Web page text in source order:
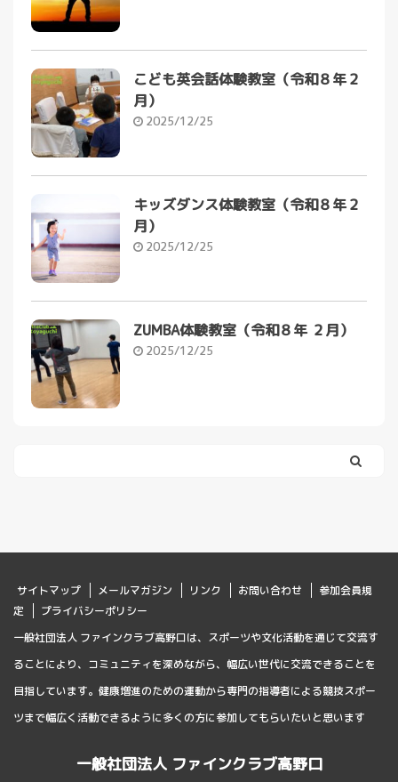
こども英会話体験教室（令和８年２
月）
2025/12/25
キッズダンス体験教室（令和８年２
月）
2025/12/25
ZUMBA体験教室（令和８年 ２月）
2025/12/25
サイトマップ メールマガジン リンク お問い合わせ
参加会員規
定
プライバシーポリシー
一般社団法人 ファインクラブ高野口は、スポーツや文化活動を通じて交流す
ることにより、コミュニティを深めながら、幅広い世代に交流できることを
目指しています。健康増進のための運動から専門の指導者による競技スポー
ツまで幅広く活動できるように多くの方に参加してもらいたいと思います
一般社団法人 ファインクラブ高野口